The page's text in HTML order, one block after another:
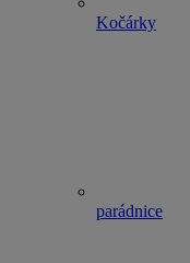
Kočárky
parádnice